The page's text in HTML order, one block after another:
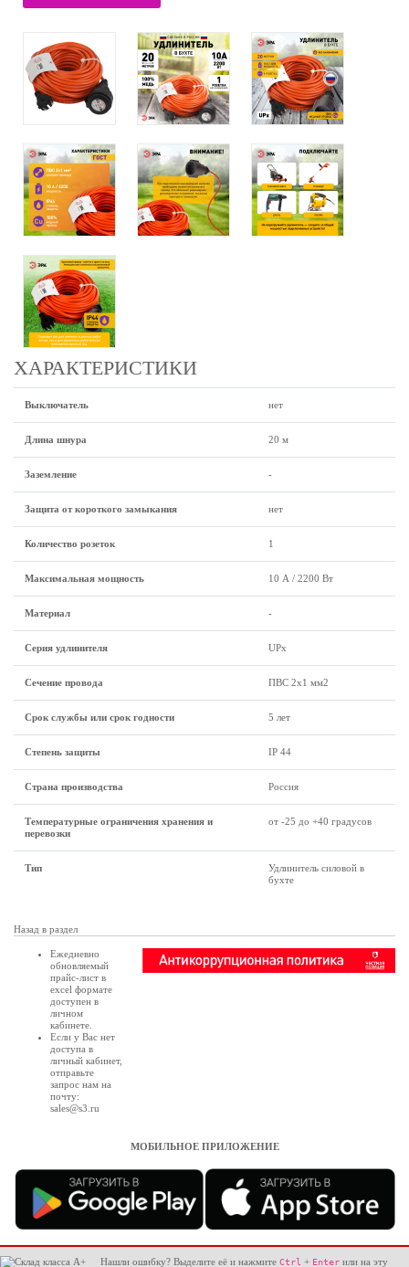
ХАРАКТЕРИСТИКИ
Выключатель нет
Длина шнура 20 м
Заземление -
Защита от короткого замыкания нет
Количество розеток 1
Максимальная мощность 10 А / 2200 Вт
Материал -
Серия удлинителя UPx
Сечение провода ПВС 2x1 мм2
Срок службы или срок годности 5 лет
Степень защиты IP 44
Страна производства Россия
Температурные ограничения хранения и
перевозки
от -25 до +40 градусов
Тип
Удлинитель силовой в
бухте
Назад в раздел
Ежедневно
обновляемый
прайс-лист в
excel формате
доступен в
личном
кабинете
Если у Вас нет
доступа в
личный кабинет,
отправьте
запрос нам на
почту:
sales@s3.ru
МОБИЛЬНОЕ ПРИЛОЖЕНИЕ
Нашли ошибку? Выделите её и нажмите Ctrl + Enter или на эту